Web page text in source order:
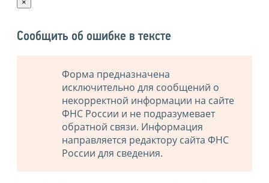
×
Сообщить об ошибке в тексте
Форма предназначена
исключительно для сообщений о
некорректной информации на сайте
ФНС России и не подразумевает
обратной связи. Информация
направляется редактору сайта ФНС
России для сведения.